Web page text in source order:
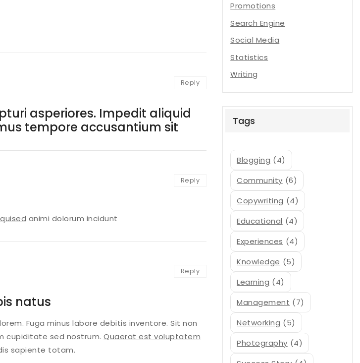
asperiores. Impedit aliquid
tempore accusantium sit
Reply
animi dolorum incidunt
Reply
natus
Fuga minus labore debitis inventore. Sit non
cupiditate sed nostrum. Quaerat est voluptatem
sapiente totam.
Reply
Promotions
Search Engine
Social Media
Statistics
Writing
Tags
Blogging (4)
Community (6)
Copywriting (4)
Educational (4)
Experiences (4)
Knowledge (5)
Learning (4)
Management (7)
Networking (5)
Photography (4)